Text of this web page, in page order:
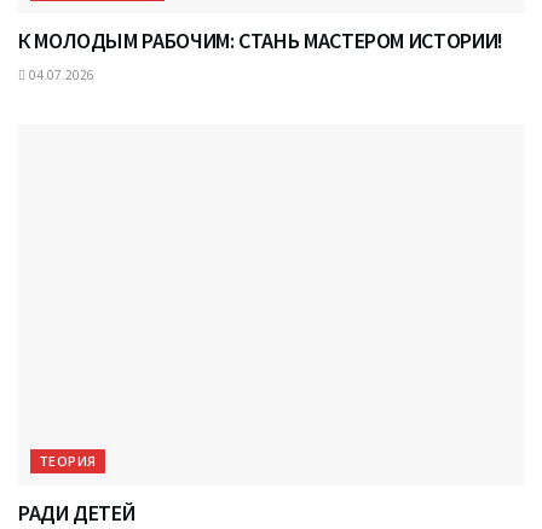
К МОЛОДЫМ РАБОЧИМ: СТАНЬ МАСТЕРОМ ИСТОРИИ!
04.07.2026
ТЕОРИЯ
РАДИ ДЕТЕЙ